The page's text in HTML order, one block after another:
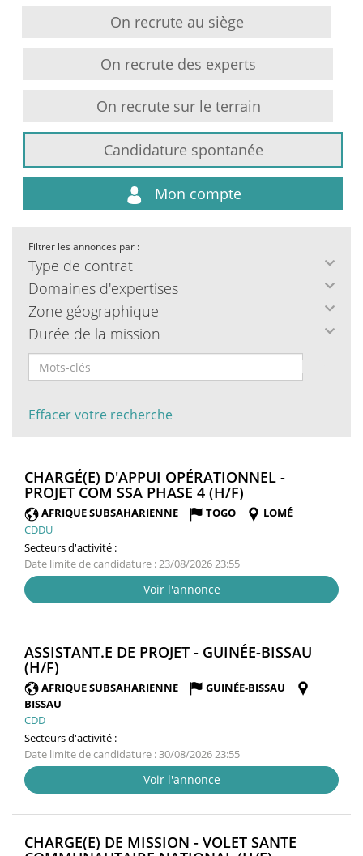
On recrute au siège
On recrute des experts
On recrute sur le terrain
Candidature spontanée
Mon compte
Filtrer les annonces par :
Type de contrat
Domaines d'expertises
Zone géographique
Durée de la mission
Effacer votre recherche
CHARGÉ(E) D'APPUI OPÉRATIONNEL -
PROJET COM SSA PHASE 4 (H/F)
FENÊTRE)
AFRIQUE SUBSAHARIENNE TOGO
LOMÉ
CDDU
Secteurs d'activité :
Date limite de candidature : 23/08/2026 23:55
Voir l'annonce
ASSISTANT.E DE PROJET - GUINÉE-BISSAU
(H/F)
FENÊTRE)
AFRIQUE SUBSAHARIENNE
GUINÉE-BISSAU
BISSAU
CDD
Secteurs d'activité :
Date limite de candidature : 30/08/2026 23:55
Voir l'annonce
CHARGE(E) DE MISSION - VOLET SANTE